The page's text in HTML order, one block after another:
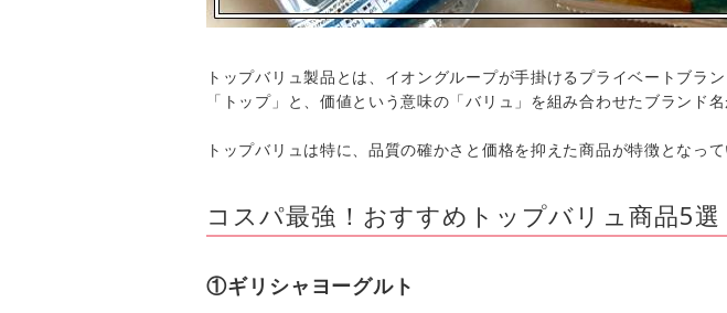
トップバリュ製品とは、イオングループが手掛けるプライベートブラ
「トップ」と、価値という意味の「バリュ」を組み合わせたブランド
トップバリュは特に、品質の確かさと価格を抑えた商品が特徴となって
コスパ最強！おすすめトップバリュ商品5選
①ギリシャヨーグルト